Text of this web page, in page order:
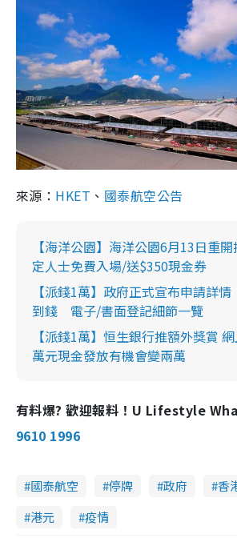
來源： HKET 、 國泰航空公告
【海洋公園】海洋公園6月13日重
定人士免費入場/送$350現金券
【派錢1萬】政府正式宣布申請詳
到錢 電子/書面登記細節一覽
【派錢1萬】恒生銀行推額外獎賞
萬元現金發放有機會變兩萬
有料爆? 歡迎報料！U Lifestyle
9610 1996
國泰航空 停牌 政府 香
港元
疫情